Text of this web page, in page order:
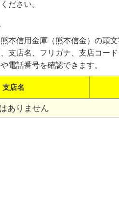
ださい。
本信用金庫（熊本信金）の頭
支店名、フリガナ、支店コー
電話番号を確認できます。
支店名
ありません